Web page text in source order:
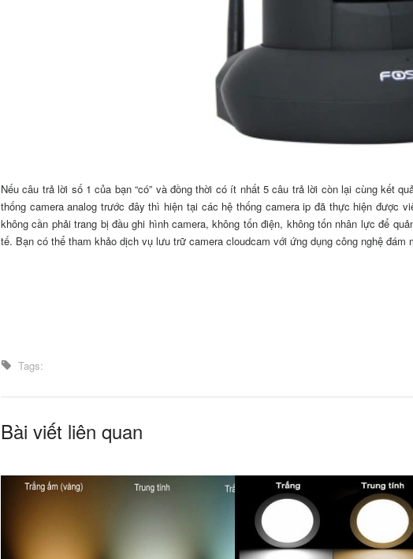
Nếu câu trả lời số 1 của bạn “có” và đồng thời có ít nhất 5 câu trả lời còn lại cùng kết
thống camera analog trước đây thì hiện tại các hệ thống camera ip đã thực hiện được
không cần phải trang bị đầu ghi hình camera, không tốn điện, không tốn nhân lực để
tế. Bạn có thể tham khảo dịch vụ lưu trữ camera cloudcam với ứng dụng công nghệ đám
Tags:
Bài viết liên quan